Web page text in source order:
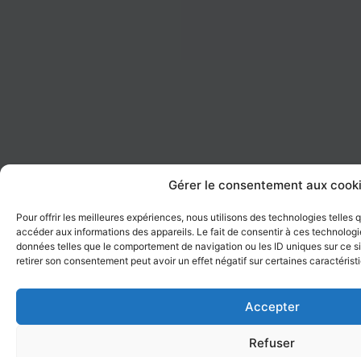
Gérer le consentement aux
Pour offrir les meilleures expériences, nous utilisons des technologies telles
accéder aux informations des appareils. Le fait de consentir à ces
données telles que le comportement de navigation ou les ID uniques sur ce
retirer son consentement peut avoir un effet négatif sur certaines
Accepter
Refuser